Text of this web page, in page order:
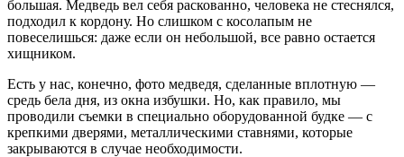
большая. Медведь вел себя раскованно, человека не стеснялся,
подходил к кордону. Но слишком с косолапым не
повеселишься: даже если он небольшой, все равно остается
хищником.
Есть у нас, конечно, фото медведя, сделанные вплотную —
средь бела дня, из окна избушки. Но, как правило, мы
проводили съемки в специально оборудованной будке — с
крепкими дверями, металлическими ставнями, которые
закрываются в случае необходимости.